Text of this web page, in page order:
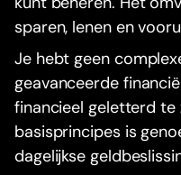
sparen, lenen en
Je hebt geen
geavanceerde
financieel geletterd te
basisprincipes is
dagelijkse